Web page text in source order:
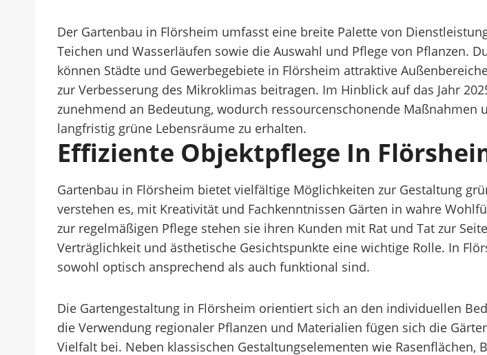
Der Gartenbau in Flörsheim umfasst eine breite Palette von
Teichen und Wasserläufen sowie die Auswahl und Pflege von Pflanzen.
können Städte und Gewerbegebiete in Flörsheim attraktive
zur Verbesserung des Mikroklimas beitragen. Im Hinblick auf das Jahr
zunehmend an Bedeutung, wodurch ressourcenschonende
langfristig grüne Lebensräume zu erhalten.
Effiziente Objektpflege In
Gartenbau in Flörsheim bietet vielfältige Möglichkeiten zur Gestaltung
verstehen es, mit Kreativität und Fachkenntnissen Gärten in wahre
zur regelmäßigen Pflege stehen sie ihren Kunden mit Rat und Tat zur
Verträglichkeit und ästhetische Gesichtspunkte eine wichtige Rolle. In
sowohl optisch ansprechend als auch funktional sind.
Die Gartengestaltung in Flörsheim orientiert sich an den individuellen
die Verwendung regionaler Pflanzen und Materialien fügen sich die
Vielfalt bei. Neben klassischen Gestaltungselementen wie